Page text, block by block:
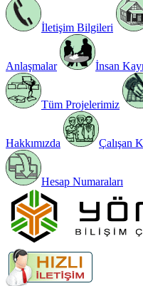
İletişim Bilgileri
Anlaşmalar İnsan
Tüm Projelerimiz
Hakkımızda Çalışan
Hesap Numaraları